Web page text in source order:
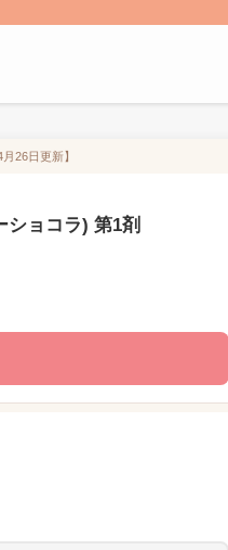
26日更新】
ョコラ) 第1剤